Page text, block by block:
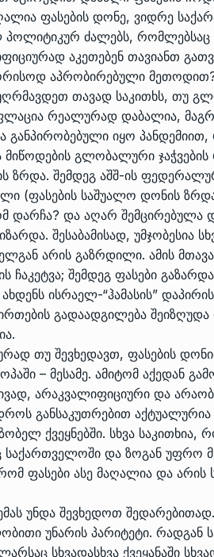
ფასების დონე, ვიდრე
პოლიტიკურ ძალებს, რომლებსაც
აკეთებენ თავიანთ
აპრობირებული
თავად საკითხს, თუ
რეალურად დაბალია,
განპირობებული იყო
მიწოდების გლობალური
ზრდა. შემდეგ აშშ-ის
(ფასების საშუალო დონის
დარჩა? და აღარ შემცირებულა
შესაბამისად, უმჯობესია
არის გაზრდილი. ამის
ჩაკეტვა; შემდეგ ფასები
ისრაელ-“ჰამასის”
გადაადგილება შეიზღუდა
თუ შევხედავთ, ფასების
– მესამე. ამიტომ აქედან
არაკვალიფიციური და
განსაკუთრებით აქტუალურია
ქვეყნებში. სხვა
და ზოგან უფრო
ფასები ასე მაღალია და არის
უნდა შევხედოთ
უნარის პარიტეტი. რადგან
სხვადასხვა ქვეყანაში